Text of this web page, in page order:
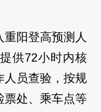
阳登高预测人
供72小时内核
人员查验，按规
票处、乘车点等